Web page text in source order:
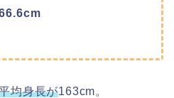
均身長が163cm。